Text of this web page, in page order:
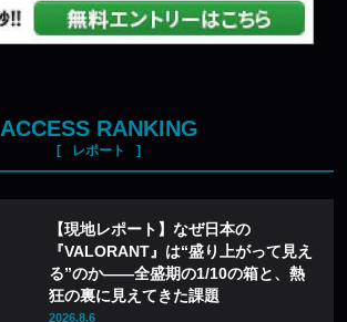
ACCESS RANKING
レポート
【現地レポート】なぜ日本の
『VALORANT』は“盛り上がって見え
る”のか——全盛期の1/10の箱と、熱
狂の裏に見えてきた課題
2026.8.6